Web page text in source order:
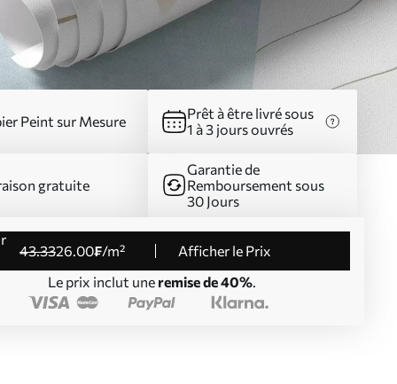
Peint sur Mesure
Prêt à être livré sous
1 à 3 jours ouvrés
gratuite
Garantie de
Remboursement sous
30 Jours
43.3326.00₣/m²
Afficher le Prix
Le prix inclut une remise de 40%.